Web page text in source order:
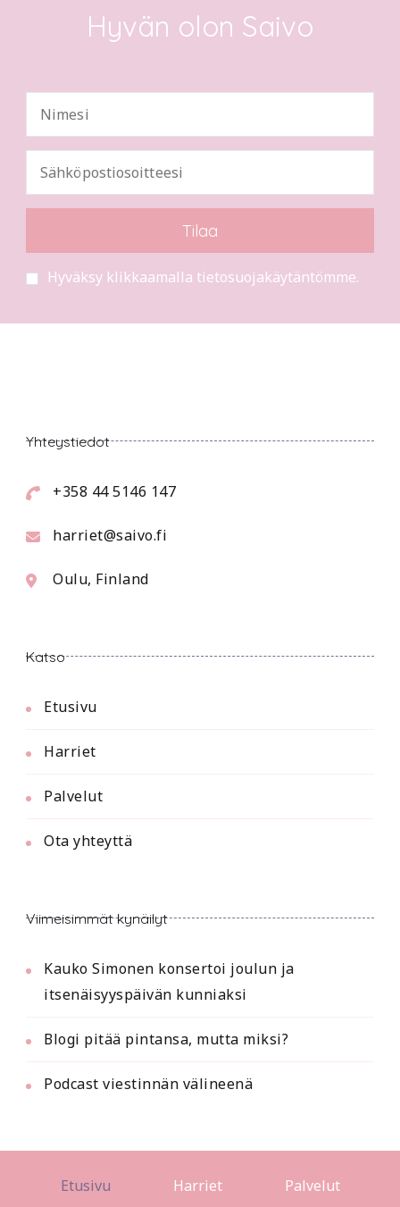
Hyvän olon Saivo
Hyväksy klikkaamalla tietosuojakäytäntömme.
Yhteystiedot
+358 44 5146 147
harriet@saivo.fi
Oulu, Finland
Katso
Etusivu
Harriet
Palvelut
Ota yhteyttä
Viimeisimmät kynäilyt
Kauko Simonen konsertoi joulun ja
itsenäisyyspäivän kunniaksi
Blogi pitää pintansa, mutta miksi?
Podcast viestinnän välineenä
Etusivu Harriet Palvelut